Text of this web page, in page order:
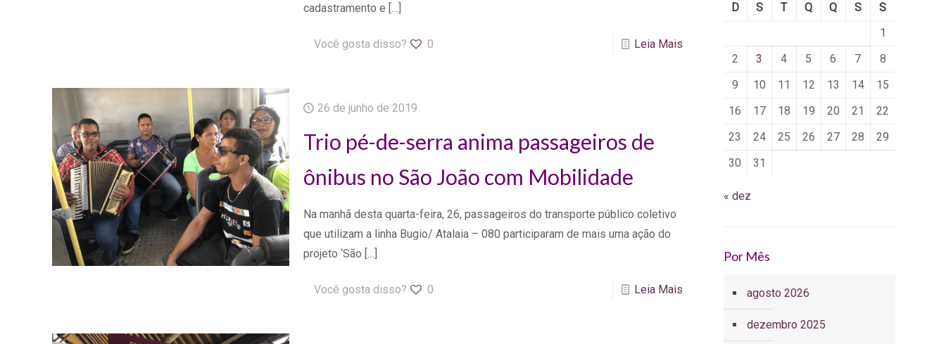
cadastramento e […]
Você gosta disso? 0 Leia Mais
26 de junho de 2019
Trio pé-de-serra anima passageiros de
ônibus no São João com Mobilidade
Na manhã desta quarta-feira, 26, passageiros do transporte público coletivo
que utilizam a linha Bugio/ Atalaia – 080 participaram de mais uma ação do
projeto ‘São […]
Você gosta disso? 0 Leia Mais
D S T Q Q S
S
1
2
3 4 5 6 7
8
9
10 11 12 13 14
15
16
17 18 19 20 21
22
23
24 25 26 27 28
29
30
31
« dez
Por Mês
agosto 2026
dezembro 2025